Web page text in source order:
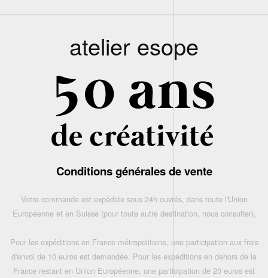
atelier esope
Conditions générales de vente
Votre commande est expédiée sous 24h ouvrés, dans toute l'Union
Européenne et en Suisse (pour toute autre destination, nous consulter),
Pour les expéditions en France métropolitaine, une participation aux frais
d'envoi de 10 euros est demandée. Pour les expéditions en dehors de la
France restant en Union Européenne, une participation de 20 euros est